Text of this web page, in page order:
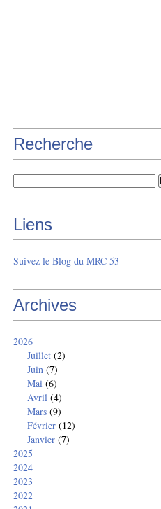
Recherche
Liens
Suivez le Blog du MRC 53
Archives
2026
Juillet (2)
Juin (7)
Mai (6)
Avril (4)
Mars (9)
Février (12)
Janvier (7)
2025
2024
2023
2022